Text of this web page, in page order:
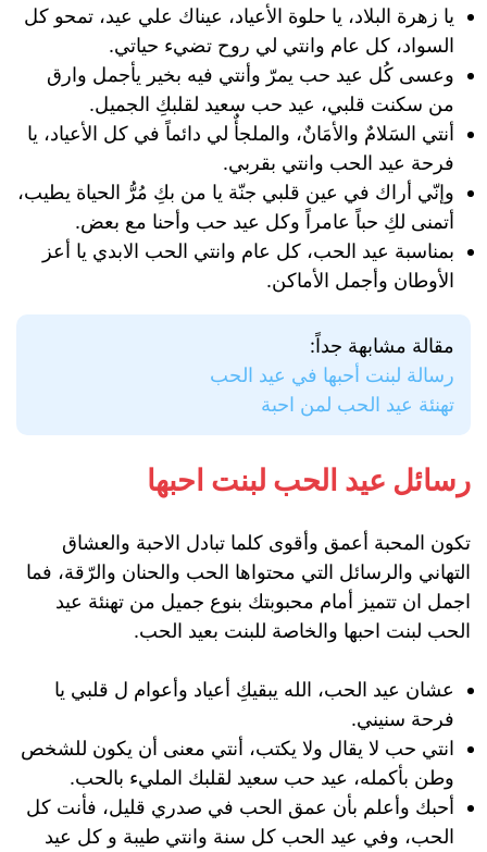
يا زهرة البلاد، يا حلوة الأعياد، عيناك علي عيد، تمحو كل
السواد، كل عام وانتي لي روح تضيء حياتي.
وعسى كُل عيد حب يمرّ وأنتي فيه بخير يأجمل وارق
من سكنت قلبي، عيد حب سعيد لقلبكِ الجميل.
أنتي السَلامٌ والأمَانٌ، والملجأٌ لي دائماً في كل الأعياد، يا
فرحة عيد الحب وانتي بقربي.
وإنّي أراك في عين قلبي جنّة يا من بكِ مُرُّ الحياة يطيب،
أتمنى لكِ حباً عامراً وكل عيد حب وأحنا مع بعض.
بمناسبة عيد الحب، كل عام وانتي الحب الابدي يا أعز
الأوطان وأجمل الأماكن.
مقالة مشابهة جداً:
رسالة لبنت أحبها في عيد الحب
تهنئة عيد الحب لمن احبة
رسائل عيد الحب لبنت احبها
تكون المحبة أعمق وأقوى كلما تبادل الاحبة والعشاق
التهاني والرسائل التي محتواها الحب والحنان والرّقة، فما
اجمل ان تتميز أمام محبوبتك بنوع جميل من تهنئة عيد
الحب لبنت احبها والخاصة للبنت بعيد الحب.
عشان عيد الحب، الله يبقيكِ أعياد وأعوام ل قلبي يا
فرحة سنيني.
انتي حب لا يقال ولا يكتب، أنتي معنى أن يكون للشخص
وطن بأكمله، عيد حب سعيد لقلبك المليء بالحب.
أحبك وأعلم بأن عمق الحب في صدري قليل، فأنت كل
الحب، وفي عيد الحب كل سنة وانتي طيبة و كل عيد